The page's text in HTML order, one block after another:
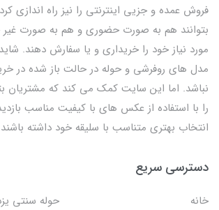
فروش عمده و جزیی اینترنتی را نیز راه اندازی
بتوانند هم به صورت حضوری و هم به صورت
مورد نیاز خود را خریداری و یا سفارش دهند.
مدل های روفرشی و حوله در حالت باز شده در
نباشد. اما این سایت کمک می کند که مشتریان
را با استفاده از عکس های با کیفیت مناسب
انتخاب بهتری متناسب با سلیقه خود داشته
دسترسی سریع
خانه
حوله سنتی